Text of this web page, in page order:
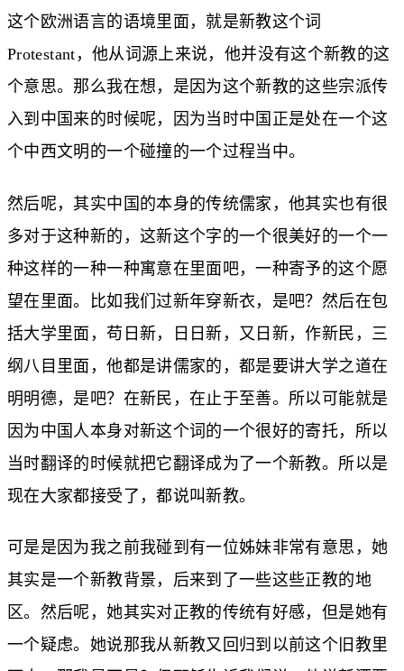
这个欧洲语言的语境里面，就是新教这个词
Protestant，他从词源上来说，他并没有这个新教的这
个意思。那么我在想，是因为这个新教的这些宗派传
入到中国来的时候呢，因为当时中国正是处在一个这
个中西文明的一个碰撞的一个过程当中。
然后呢，其实中国的本身的传统儒家，他其实也有很
多对于这种新的，这新这个字的一个很美好的一个一
种这样的一种一种寓意在里面吧，一种寄予的这个愿
望在里面。比如我们过新年穿新衣，是吧？然后在包
括大学里面，苟日新，日日新，又日新，作新民，三
纲八目里面，他都是讲儒家的，都是要讲大学之道在
明明德，是吧？在新民，在止于至善。所以可能就是
因为中国人本身对新这个词的一个很好的寄托，所以
当时翻译的时候就把它翻译成为了一个新教。所以是
现在大家都接受了，都说叫新教。
可是是因为我之前我碰到有一位姊妹非常有意思，她
其实是一个新教背景，后来到了一些这些正教的地
区。然后呢，她其实对正教的传统有好感，但是她有
一个疑虑。她说那我从新教又回归到以前这个旧教里